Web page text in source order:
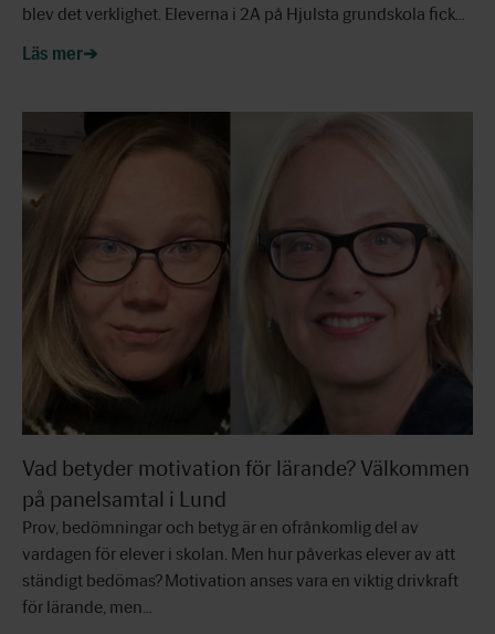
blev det verklighet. Eleverna i 2A på Hjulsta grundskola fick…
Läs mer
Vad betyder motivation för lärande? Välkommen
på panelsamtal i Lund
Prov, bedömningar och betyg är en ofrånkomlig del av
vardagen för elever i skolan. Men hur påverkas elever av att
ständigt bedömas? Motivation anses vara en viktig drivkraft
för lärande, men…